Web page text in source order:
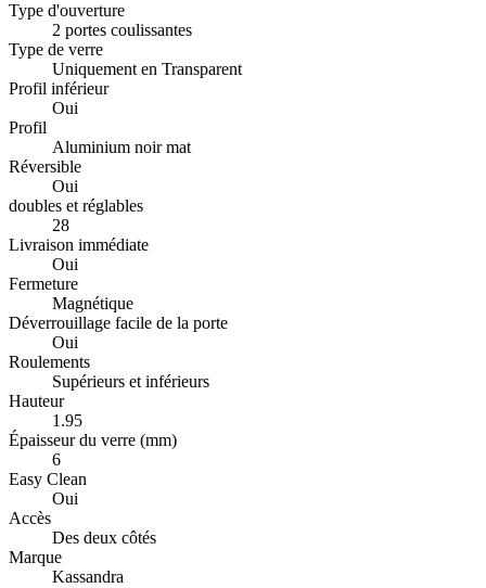
Type d'ouverture
2 portes coulissantes
Type de verre
Uniquement en Transparent
Profil inférieur
Oui
Profil
Aluminium noir mat
Réversible
Oui
doubles et réglables
28
Livraison immédiate
Oui
Fermeture
Magnétique
Déverrouillage facile de la porte
Oui
Roulements
Supérieurs et inférieurs
Hauteur
1.95
Épaisseur du verre (mm)
6
Easy Clean
Oui
Accès
Des deux côtés
Marque
Kassandra